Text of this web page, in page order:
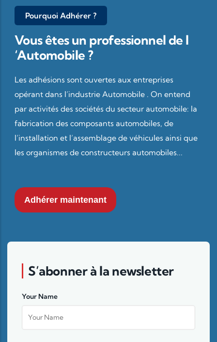
Pourquoi Adhérer ?
Vous êtes un professionnel de l
‘Automobile ?
Les adhésions sont ouvertes aux entreprises
opérant dans l’industrie Automobile . On entend
par activités des sociétés du secteur automobile: la
fabrication des composants automobiles, de
l’installation et l’assemblage de véhicules ainsi que
les organismes de constructeurs automobiles...
Adhérer maintenant
S’abonner à la newsletter
Your Name